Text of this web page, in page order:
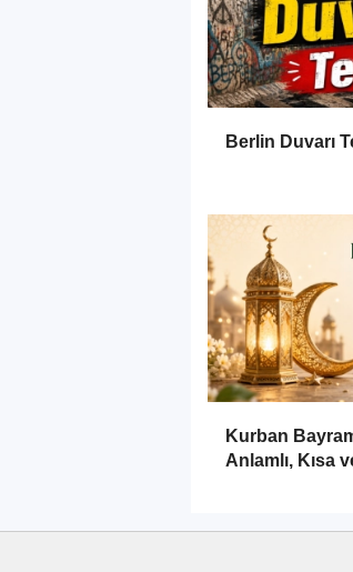
Berlin Duvarı
Kurban
Anlamlı, Kısa